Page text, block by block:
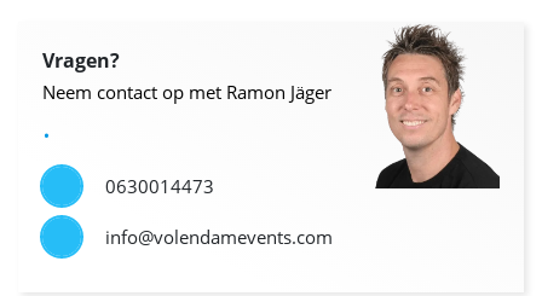
Vragen?
Neem contact op met Ramon Jäger
.
0630014473
info@volendamevents.com